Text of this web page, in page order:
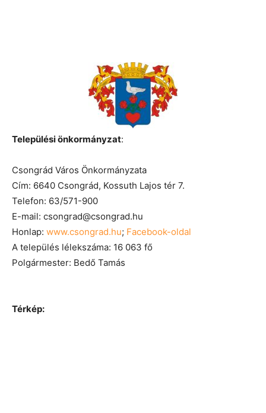
Települési önkormányzat:
Csongrád Város Önkormányzata
Cím: 6640 Csongrád, Kossuth Lajos tér 7.
Telefon: 63/571-900
E-mail: csongrad@csongrad.hu
Honlap: www.csongrad.hu; Facebook-oldal
A település lélekszáma: 16 063 fő
Polgármester: Bedő Tamás
Térkép: